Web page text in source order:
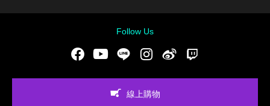
Follow Us
FacebookYoutubeLINE Instgram新浪微博
線上購物